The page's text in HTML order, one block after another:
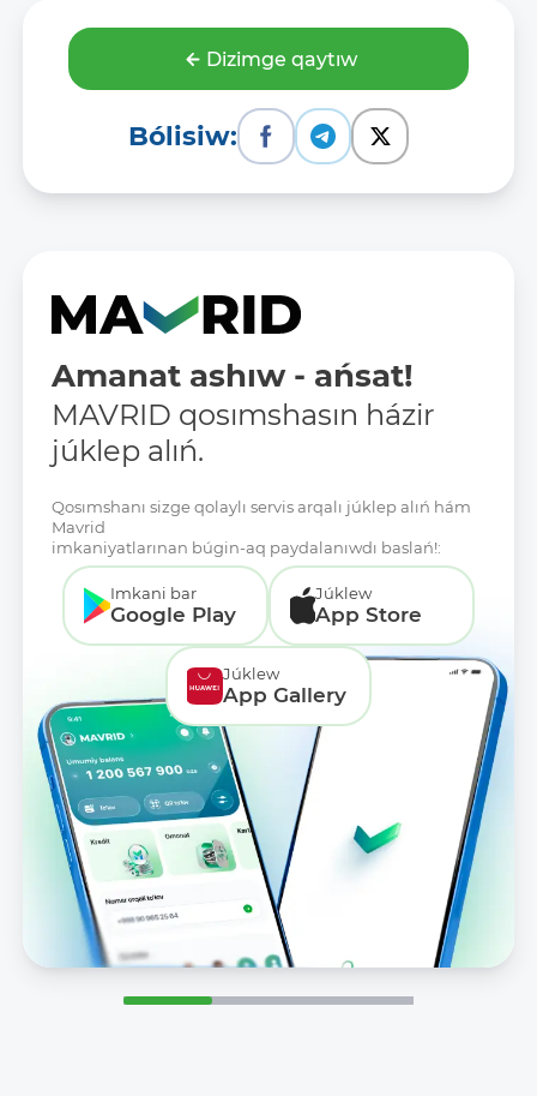
Dizimge qaytıw
Bólisiw:
Amanat ashıw - ańsat!
MAVRID qosımshasın házir
júklep alıń.
Qosımshanı sizge qolaylı servis arqalı júklep alıń hám
Mavrid
imkaniyatlarınan búgin-aq paydalanıwdı baslań!:
Imkani bar
Google Play
Júklew
App Store
Júklew
App Gallery